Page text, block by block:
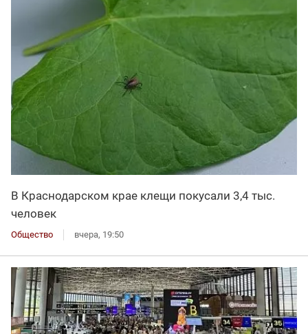
В Краснодарском крае клещи покусали 3,4 тыс.
человек
Общество вчера, 19:50